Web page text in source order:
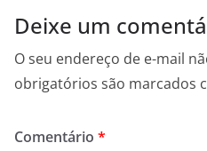
Deixe um
O seu endereço de e-mail
obrigatórios são marcados
Comentário *